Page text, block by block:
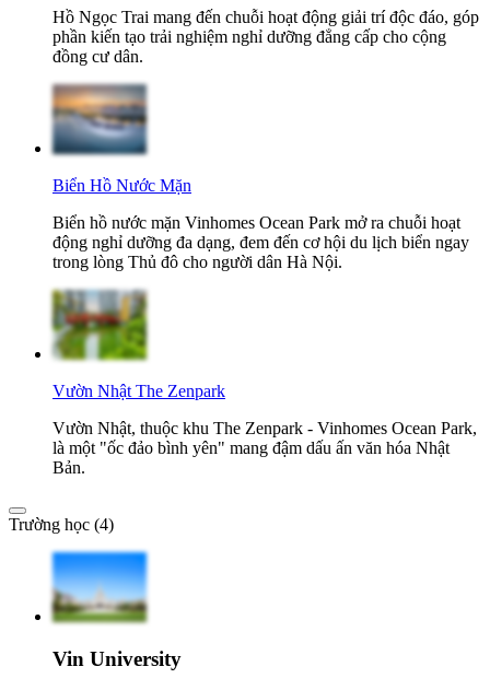
Hồ Ngọc Trai mang đến chuỗi hoạt động giải trí độc đáo, góp
phần kiến tạo trải nghiệm nghỉ dưỡng đẳng cấp cho cộng
đồng cư dân.
Biển Hồ Nước Mặn
Biển hồ nước mặn Vinhomes Ocean Park mở ra chuỗi hoạt
động nghỉ dưỡng đa dạng, đem đến cơ hội du lịch biển ngay
trong lòng Thủ đô cho người dân Hà Nội.
Vườn Nhật The Zenpark
Vườn Nhật, thuộc khu The Zenpark - Vinhomes Ocean Park,
là một "ốc đảo bình yên" mang đậm dấu ấn văn hóa Nhật
Bản.
Trường học (4)
Vin University